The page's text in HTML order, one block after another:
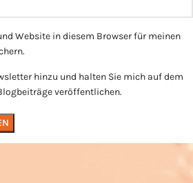
Website in diesem Browser für meinen
hinzu und halten Sie mich auf dem
veröffentlichen.